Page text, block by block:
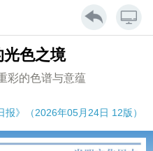
色之境
的色谱与意蕴
报》（2026年05月24日 12版）